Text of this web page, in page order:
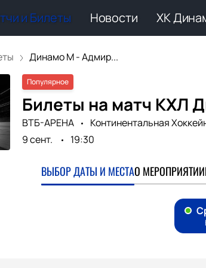
и Билеты Новости ХК
Динамо М - Адмир...
Популярное
Билеты на матч КХЛ
ВТБ-АРЕНА Континентальная
9 сент.
19:30
ВЫБОР ДАТЫ И МЕСТАО МЕРОПРИЯТИИ